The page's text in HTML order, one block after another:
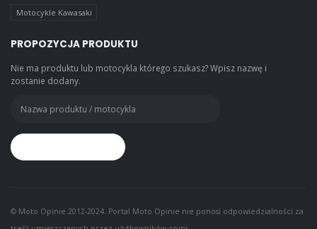
Motocykle Kawasaki
PROPOZYCJA PRODUKTU
Nie ma produktu lub motocykla którego szukasz? Wpisz nazwę i
zostanie dodany.
© Moto Opinie 2012-2024. Portal Moto Opinie nie ponosi odpowiedzialności za